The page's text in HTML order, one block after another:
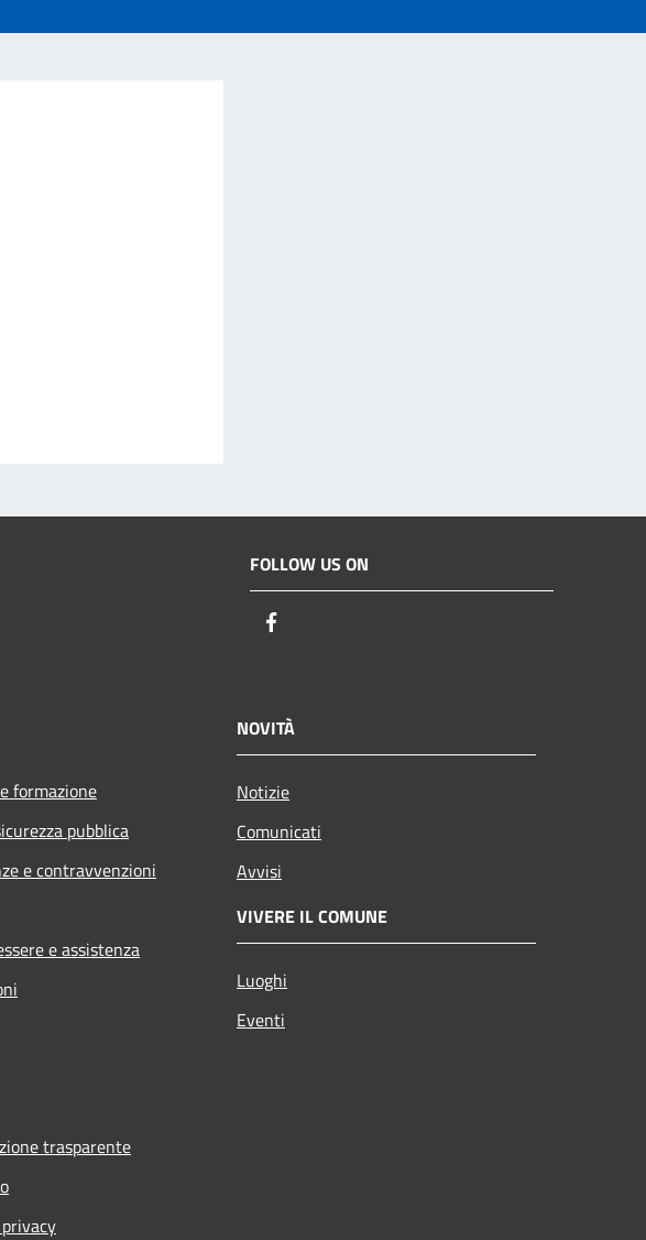
FOLLOW US ON
formazione
pubblica
e contravvenzioni
e assistenza
NOVITÀ
Notizie
Comunicati
Avvisi
VIVERE IL COMUNE
Luoghi
Eventi
trasparente